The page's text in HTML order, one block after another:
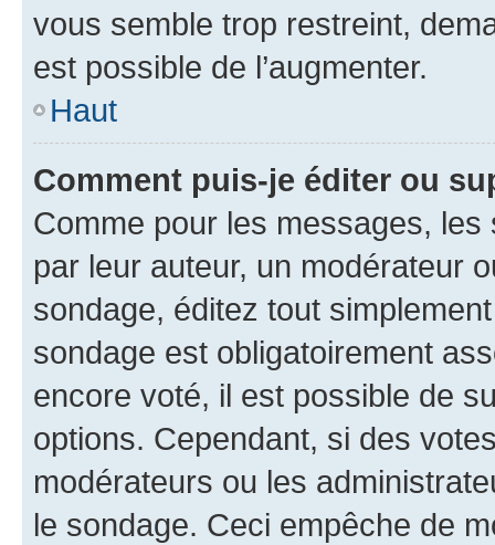
vous semble trop restreint,
est possible de l’augmenter.
Haut
Comment puis-je éditer ou
Comme pour les messages,
par leur auteur, un modérateur
sondage, éditez tout
sondage est obligatoirement
encore voté, il est possible de
options. Cependant, si des
modérateurs ou les
le sondage. Ceci empêche de